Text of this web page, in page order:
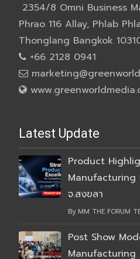
2354/8 Omni Business
Phrao 116 Allay, Phlab
Thonglang Bangkok
+66 2128 0941
Latest Update
Product
Manufacturing
จ.สงขลา
By MM THE FORUM
Post Show
Manufacturing